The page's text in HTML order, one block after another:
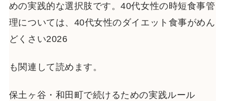
めの実践的な選択肢です。40代女性の時短食事管
理については、40代女性のダイエット食事がめん
どくさい2026
も関連して読めます。
保土ヶ谷・和田町で続けるための実践ルール